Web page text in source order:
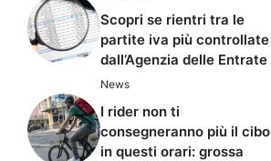
Scopri se rientri tra le
partite iva più controllate
dall’Agenzia delle Entrate
News
I rider non ti
consegneranno più il cibo
in questi orari: grossa